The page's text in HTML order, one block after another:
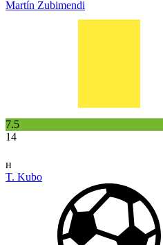
Martín Zubimendi
7.5
14
н
T. Kubo